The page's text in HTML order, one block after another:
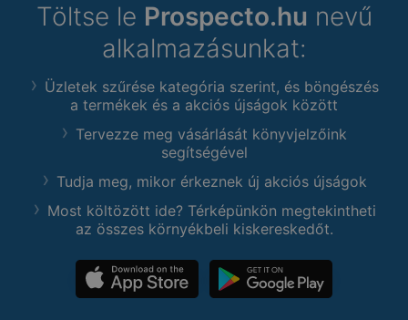
Töltse le Prospecto.hu nevű
alkalmazásunkat:
Üzletek szűrése kategória szerint, és böngészés
a termékek és a akciós újságok között
Tervezze meg vásárlását könyvjelzőink
segítségével
Tudja meg, mikor érkeznek új akciós újságok
Most költözött ide? Térképünkön megtekintheti
az összes környékbeli kiskereskedőt.